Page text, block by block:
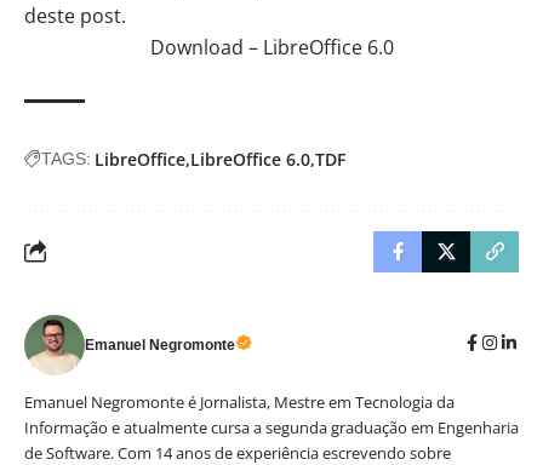
deste post.
Download – LibreOffice 6.0
TAGS: LibreOffice LibreOffice 6.0 TDF
Emanuel Negromonte
Emanuel Negromonte é Jornalista, Mestre em Tecnologia da
Informação e atualmente cursa a segunda graduação em Engenharia
de Software. Com 14 anos de experiência escrevendo sobre